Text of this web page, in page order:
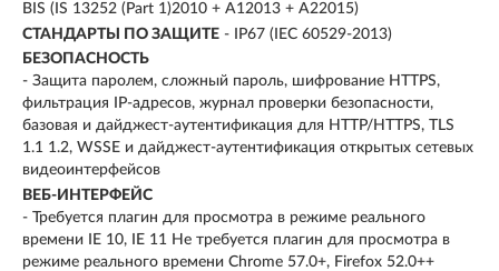
BIS (IS 13252 (Part 1)2010 + A12013 + A22015)
СТАНДАРТЫ ПО ЗАЩИТЕ - IP67 (IEC 60529-2013)
БЕЗОПАСНОСТЬ
- Защита паролем, сложный пароль, шифрование HTTPS,
фильтрация IP-адресов, журнал проверки безопасности,
базовая и дайджест-аутентификация для HTTP/HTTPS, TLS
1.1 1.2, WSSE и дайджест-аутентификация открытых сетевых
видеоинтерфейсов
ВЕБ-ИНТЕРФЕЙС
- Требуется плагин для просмотра в режиме реального
времени IE 10, IE 11 Не требуется плагин для просмотра в
режиме реального времени Chrome 57.0+, Firefox 52.0++